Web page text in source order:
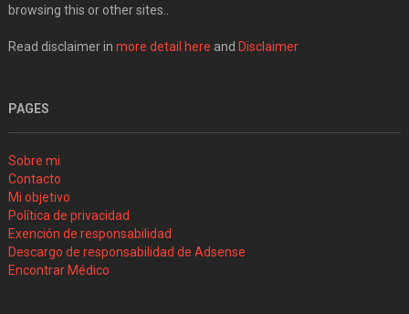
browsing this or other sites..
Read disclaimer in more detail here and Disclaimer
PAGES
Sobre mi
Contacto
Mi objetivo
Política de privacidad
Exención de responsabilidad
Descargo de responsabilidad de Adsense
Encontrar Médico